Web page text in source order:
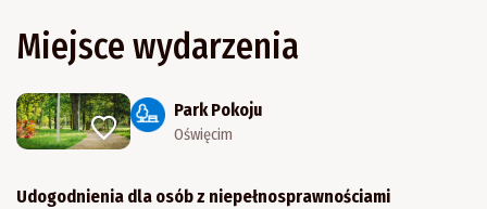
Miejsce wydarzenia
Park Pokoju
Oświęcim
Udogodnienia dla osób z niepełnosprawnościami